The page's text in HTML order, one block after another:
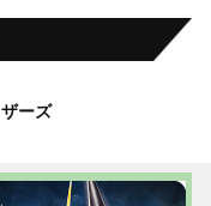
ーズ